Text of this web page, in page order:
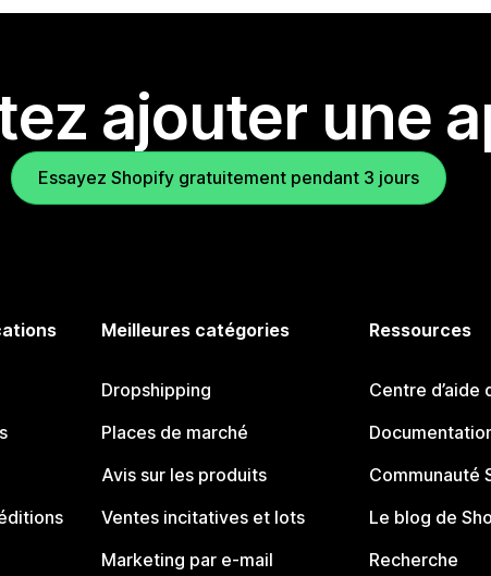
ajouter une
Essayez Shopify gratuitement pendant 3 jours
Meilleures catégories
Dropshipping
Places de marché
Avis sur les produits
Ventes incitatives et lots
Marketing par e-mail
Ressources
Centre d’aide
Communauté
Le blog de
Recherche